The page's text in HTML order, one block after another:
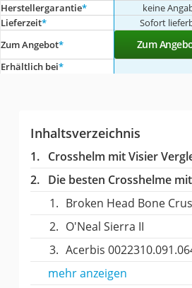
Herstellergarantie* keine
Lieferzeit* Sofort
Zum Angebot* Zum
Erhältlich bei*
Inhaltsverzeichnis
Crosshelm mit Visier
Die besten Crosshelme
Broken Head Bone
O'Neal Sierra II
Acerbis
mehr anzeigen